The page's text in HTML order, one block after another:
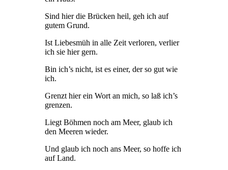
Sind hier die Brücken heil, geh ich auf
gutem Grund.
Ist Liebesmüh in alle Zeit verloren, verlier
ich sie hier gern.
Bin ich’s nicht, ist es einer, der so gut wie
ich.
Grenzt hier ein Wort an mich, so laß ich’s
grenzen.
Liegt Böhmen noch am Meer, glaub ich
den Meeren wieder.
Und glaub ich noch ans Meer, so hoffe ich
auf Land.